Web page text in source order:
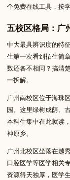
个免费在线工具，按
五校区格局：广
中大最具辨识度的特
生第一次看到招生简
数还各不相同？搞清
一拆解。
广州南校区位于海珠
园。这里绿树成荫、
本科生集中在此就读
神原乡。
广州北校区坐落在越
口腔医学等医学相关
资源得天独厚，医学